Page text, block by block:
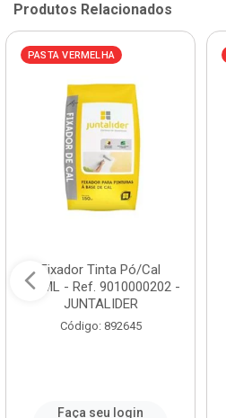
Produtos Relacionados
PASTA VERMELHA
Fixador Tinta Pó/Cal
150ML - Ref. 9010000202 -
JUNTALIDER
Código: 892645
Faça seu login